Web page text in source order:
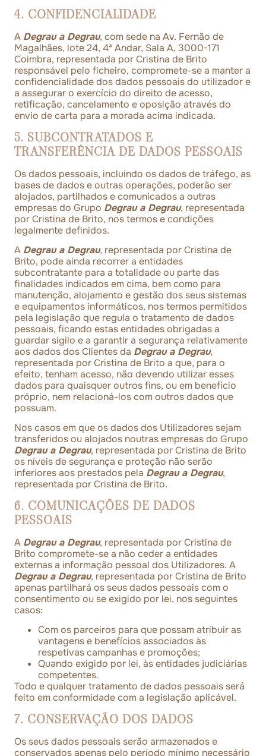
4. CONFIDENCIALIDADE
A Degrau a Degrau, com sede na Av. Fernão de
Magalhães, lote 24, 4ª Andar, Sala A, 3000-171
Coimbra, representada por Cristina de Brito
responsável pelo ficheiro, compromete-se a manter a
confidencialidade dos dados pessoais do utilizador e
a assegurar o exercício do direito de acesso,
retificação, cancelamento e oposição através do
envio de carta para a morada acima indicada.
5. SUBCONTRATADOS E
TRANSFERÊNCIA DE DADOS PESSOAIS
Os dados pessoais, incluindo os dados de tráfego, as
bases de dados e outras operações, poderão ser
alojados, partilhados e comunicados a outras
empresas do Grupo Degrau a Degrau, representada
por Cristina de Brito, nos termos e condições
legalmente definidos.
A Degrau a Degrau, representada por Cristina de
Brito, pode ainda recorrer a entidades
subcontratante para a totalidade ou parte das
finalidades indicados em cima, bem como para
manutenção, alojamento e gestão dos seus sistemas
e equipamentos informáticos, nos termos permitidos
pela legislação que regula o tratamento de dados
pessoais, ficando estas entidades obrigadas a
guardar sigilo e a garantir a segurança relativamente
aos dados dos Clientes da Degrau a Degrau,
representada por Cristina de Brito a que, para o
efeito, tenham acesso, não devendo utilizar esses
dados para quaisquer outros fins, ou em benefício
próprio, nem relacioná-los com outros dados que
possuam.
Nos casos em que os dados dos Utilizadores sejam
transferidos ou alojados noutras empresas do Grupo
Degrau a Degrau, representada por Cristina de Brito
os níveis de segurança e proteção não serão
inferiores aos prestados pela Degrau a Degrau,
representada por Cristina de Brito.
6. COMUNICAÇÕES DE DADOS
PESSOAIS
A Degrau a Degrau, representada por Cristina de
Brito compromete-se a não ceder a entidades
externas a informação pessoal dos Utilizadores. A
Degrau a Degrau, representada por Cristina de Brito
apenas partilhará os seus dados pessoais com o
consentimento ou se exigido por lei, nos seguintes
casos:
Com os parceiros para que possam atribuir as
vantagens e benefícios associados às
respetivas campanhas e promoções;
Quando exigido por lei, às entidades judiciárias
competentes.
Todo e qualquer tratamento de dados pessoais será
feito em conformidade com a legislação aplicável.
7. CONSERVAÇÃO DOS DADOS
Os seus dados pessoais serão armazenados e
conservados apenas pelo período mínimo necessário